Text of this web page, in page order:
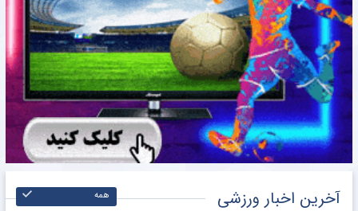
آخرین اخبار ورزشی همه